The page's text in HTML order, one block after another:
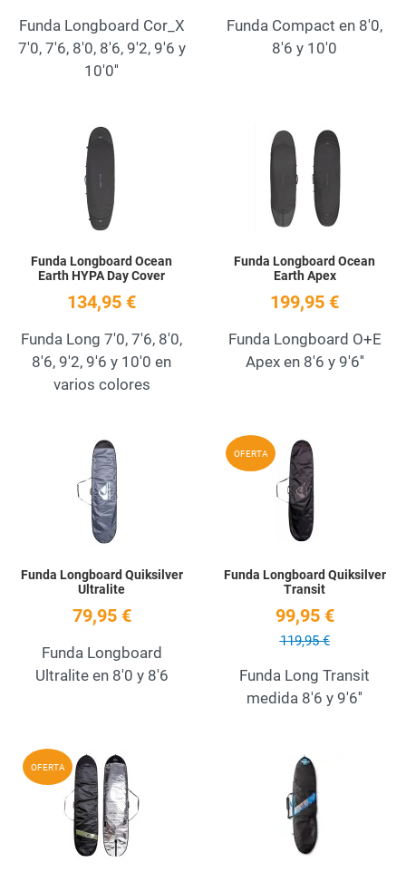
Funda Longboard Cor_X
7'0, 7'6, 8'0, 8'6, 9'2, 9'6 y
10'0''
Funda Compact en 8'0,
8'6 y 10'0
Add to Wishlist
Funda Longboard Ocean
Earth HYPA Day Cover
134,95 €
Funda Long 7'0, 7'6, 8'0,
8'6, 9'2, 9'6 y 10'0 en
varios colores
Funda Longboard Ocean
Earth Apex
199,95 €
Funda Longboard O+E
Apex en 8'6 y 9'6''
Add to Wishlist
Funda Longboard Quiksilver
Ultralite
79,95 €
Funda Longboard
Ultralite en 8'0 y 8'6
OFERTA
Funda Longboard Quiksilver
Transit
99,95 €
119,95 €
Funda Long Transit
medida 8'6 y 9'6''
OFERTA Add to Wishlist